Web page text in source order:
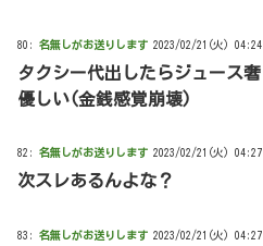
80: 名無しがお送りします 2023/02/21(火)
タクシー代出したらジュース
優しい(金銭感覚崩壊)
82: 名無しがお送りします 2023/02/21(火)
次スレあるんよな？
83: 名無しがお送りします 2023/02/21(火)